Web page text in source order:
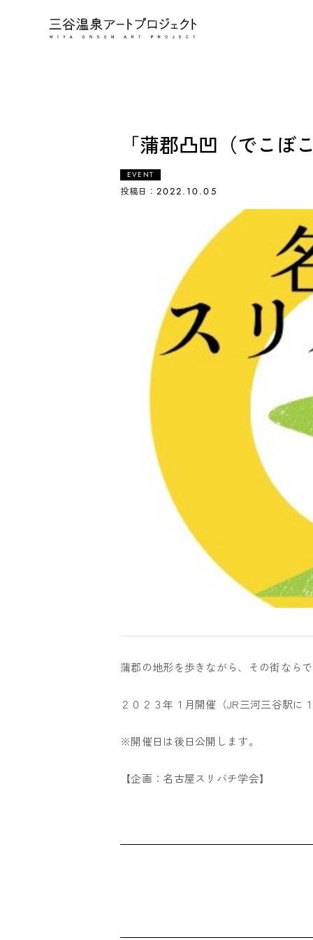
「蒲郡凸凹（でこ
EVENT
投稿日： 2022.10.05
蒲郡の地形を歩きながら、その街なら
２０２３年１月開催（JR三河三谷駅に
※開催日は後日公開します。
【企画：名古屋スリバチ学会】